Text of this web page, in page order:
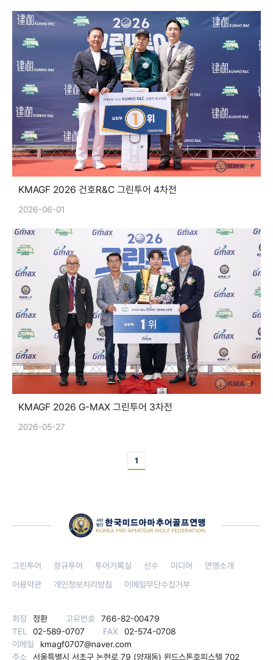
KMAGF 2026 건호R&C 그린투어 4차전
2026-06-01
KMAGF 2026 G-MAX 그린투어 3차전
2026-05-27
1
그린투어 정규투어 투어기록실 선수 미디어
연맹소개
이용약관
개인정보처리방침 이메일무단수집거부
회장 정환 고유번호
766-82-00479
TEL
02-589-0707 FAX
02-574-0708
이메일
kmagf0707@naver.com
주소
서울특별시 서초구 논현로 79 (양재동) 윈드스톤호피스텔 702